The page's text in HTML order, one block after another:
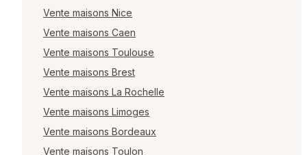
Vente maisons Nice
Vente maisons Caen
Vente maisons Toulouse
Vente maisons Brest
Vente maisons La Rochelle
Vente maisons Limoges
Vente maisons Bordeaux
Vente maisons Toulon